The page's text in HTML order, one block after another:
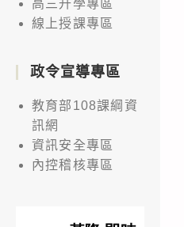
高三升學專區
線上授課專區
政令宣導專區
教育部108課綱資
訊網
資訊安全專區
內控稽核專區